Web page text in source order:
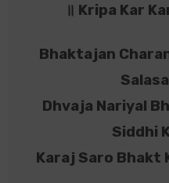
॥ Kripa Kar
Bhaktajan
Dhvaja Nariyal
Siddhi
Karaj Saro Bhakt